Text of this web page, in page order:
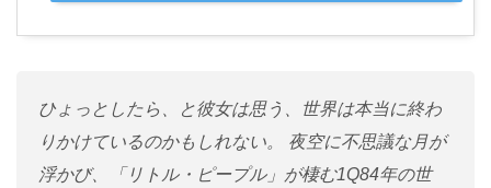
ひょっとしたら、と彼女は思う、世界は本当に終わ
りかけているのかもしれない。 夜空に不思議な月が
浮かび、「リトル・ピープル」が棲む1Q84年の世